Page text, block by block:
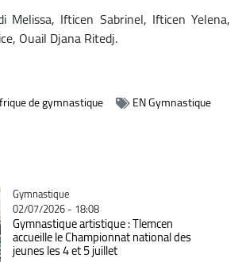
Melissa, Ifticen Sabrinel, Ifticen Yelena,
Ouail Djana Ritedj.
de gymnastique
EN Gymnastique
Catégorie
Gymnastique
02/07/2026 - 18:08
Gymnastique artistique : Tlemcen
accueille le Championnat national des
jeunes les 4 et 5 juillet